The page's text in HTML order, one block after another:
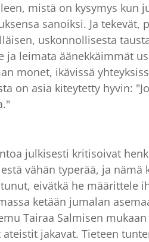
mistä on kysymys kun
sanoiksi. Ja
uskonnollisesta
ja leimata äänekkäimmät
monet, ikävissä
on asia kiteytetty hyvin:
julkisesti kritisoivat
vähän typerää, ja
eivätkä he määrittele
ketään jumalan
Tairaa Salmisen mukaan
ateistit jakavat. Tieteen